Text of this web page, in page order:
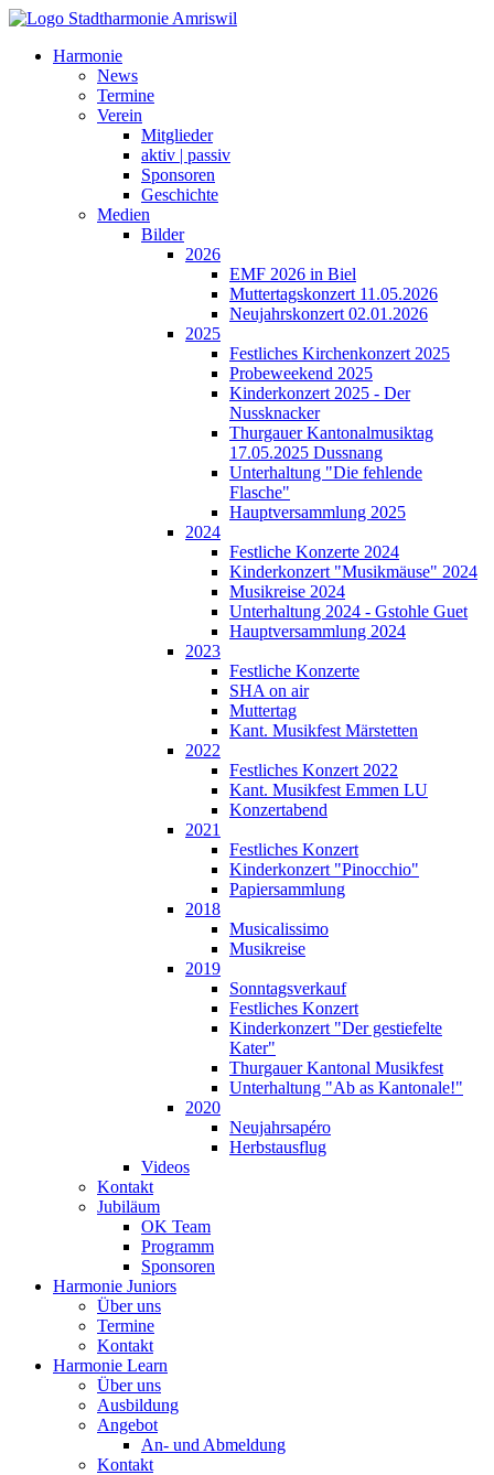
Harmonie
News
Termine
Verein
Mitglieder
aktiv | passiv
Sponsoren
Geschichte
Medien
Bilder
2026
EMF 2026 in Biel
Muttertagskonzert 11.05.2026
Neujahrskonzert 02.01.2026
2025
Festliches Kirchenkonzert 2025
Probeweekend 2025
Kinderkonzert 2025 - Der
Nussknacker
Thurgauer Kantonalmusiktag
17.05.2025 Dussnang
Unterhaltung "Die fehlende
Flasche"
Hauptversammlung 2025
2024
Festliche Konzerte 2024
Kinderkonzert "Musikmäuse" 2024
Musikreise 2024
Unterhaltung 2024 - Gstohle Guet
Hauptversammlung 2024
2023
Festliche Konzerte
SHA on air
Muttertag
Kant. Musikfest Märstetten
2022
Festliches Konzert 2022
Kant. Musikfest Emmen LU
Konzertabend
2021
Festliches Konzert
Kinderkonzert "Pinocchio"
Papiersammlung
2018
Musicalissimo
Musikreise
2019
Sonntagsverkauf
Festliches Konzert
Kinderkonzert "Der gestiefelte
Kater"
Thurgauer Kantonal Musikfest
Unterhaltung "Ab as Kantonale!"
2020
Neujahrsapéro
Herbstausflug
Videos
Kontakt
Jubiläum
OK Team
Programm
Sponsoren
Harmonie Juniors
Über uns
Termine
Kontakt
Harmonie Learn
Über uns
Ausbildung
Angebot
An- und Abmeldung
Kontakt